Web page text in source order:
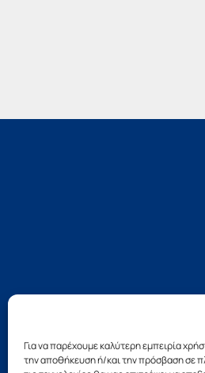
Για να παρέχουμε καλύτερη εμπειρία
την αποθήκευση ή/και την πρόσβαση σε